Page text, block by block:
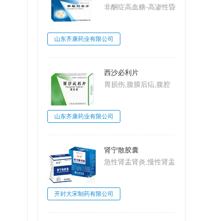
非酮症高血糖-高渗性昏
山东齐康药业有限公司
西沙必利片
胃损伤,腹膜后疝,腹腔
大肠梗阻,肠系膜上动脉
山东齐康药业有限公司
肾宁散胶囊
急性肾盂肾炎,慢性肾盂
开封大宋制药有限公司